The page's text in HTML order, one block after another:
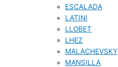
ESCALADA
LATINI
LLOBET
LHEZ
MALACHEVSKY
MANSILLA